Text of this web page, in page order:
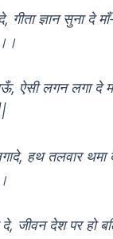
ज्ञान सुना दे
ऐसी लगन लगा दे
हथ तलवार थमा
जीवन देश पर हो